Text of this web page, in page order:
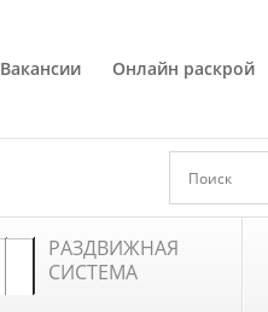
Вакансии Онлайн раскрой
РАЗДВИЖНАЯ
СИСТЕМА